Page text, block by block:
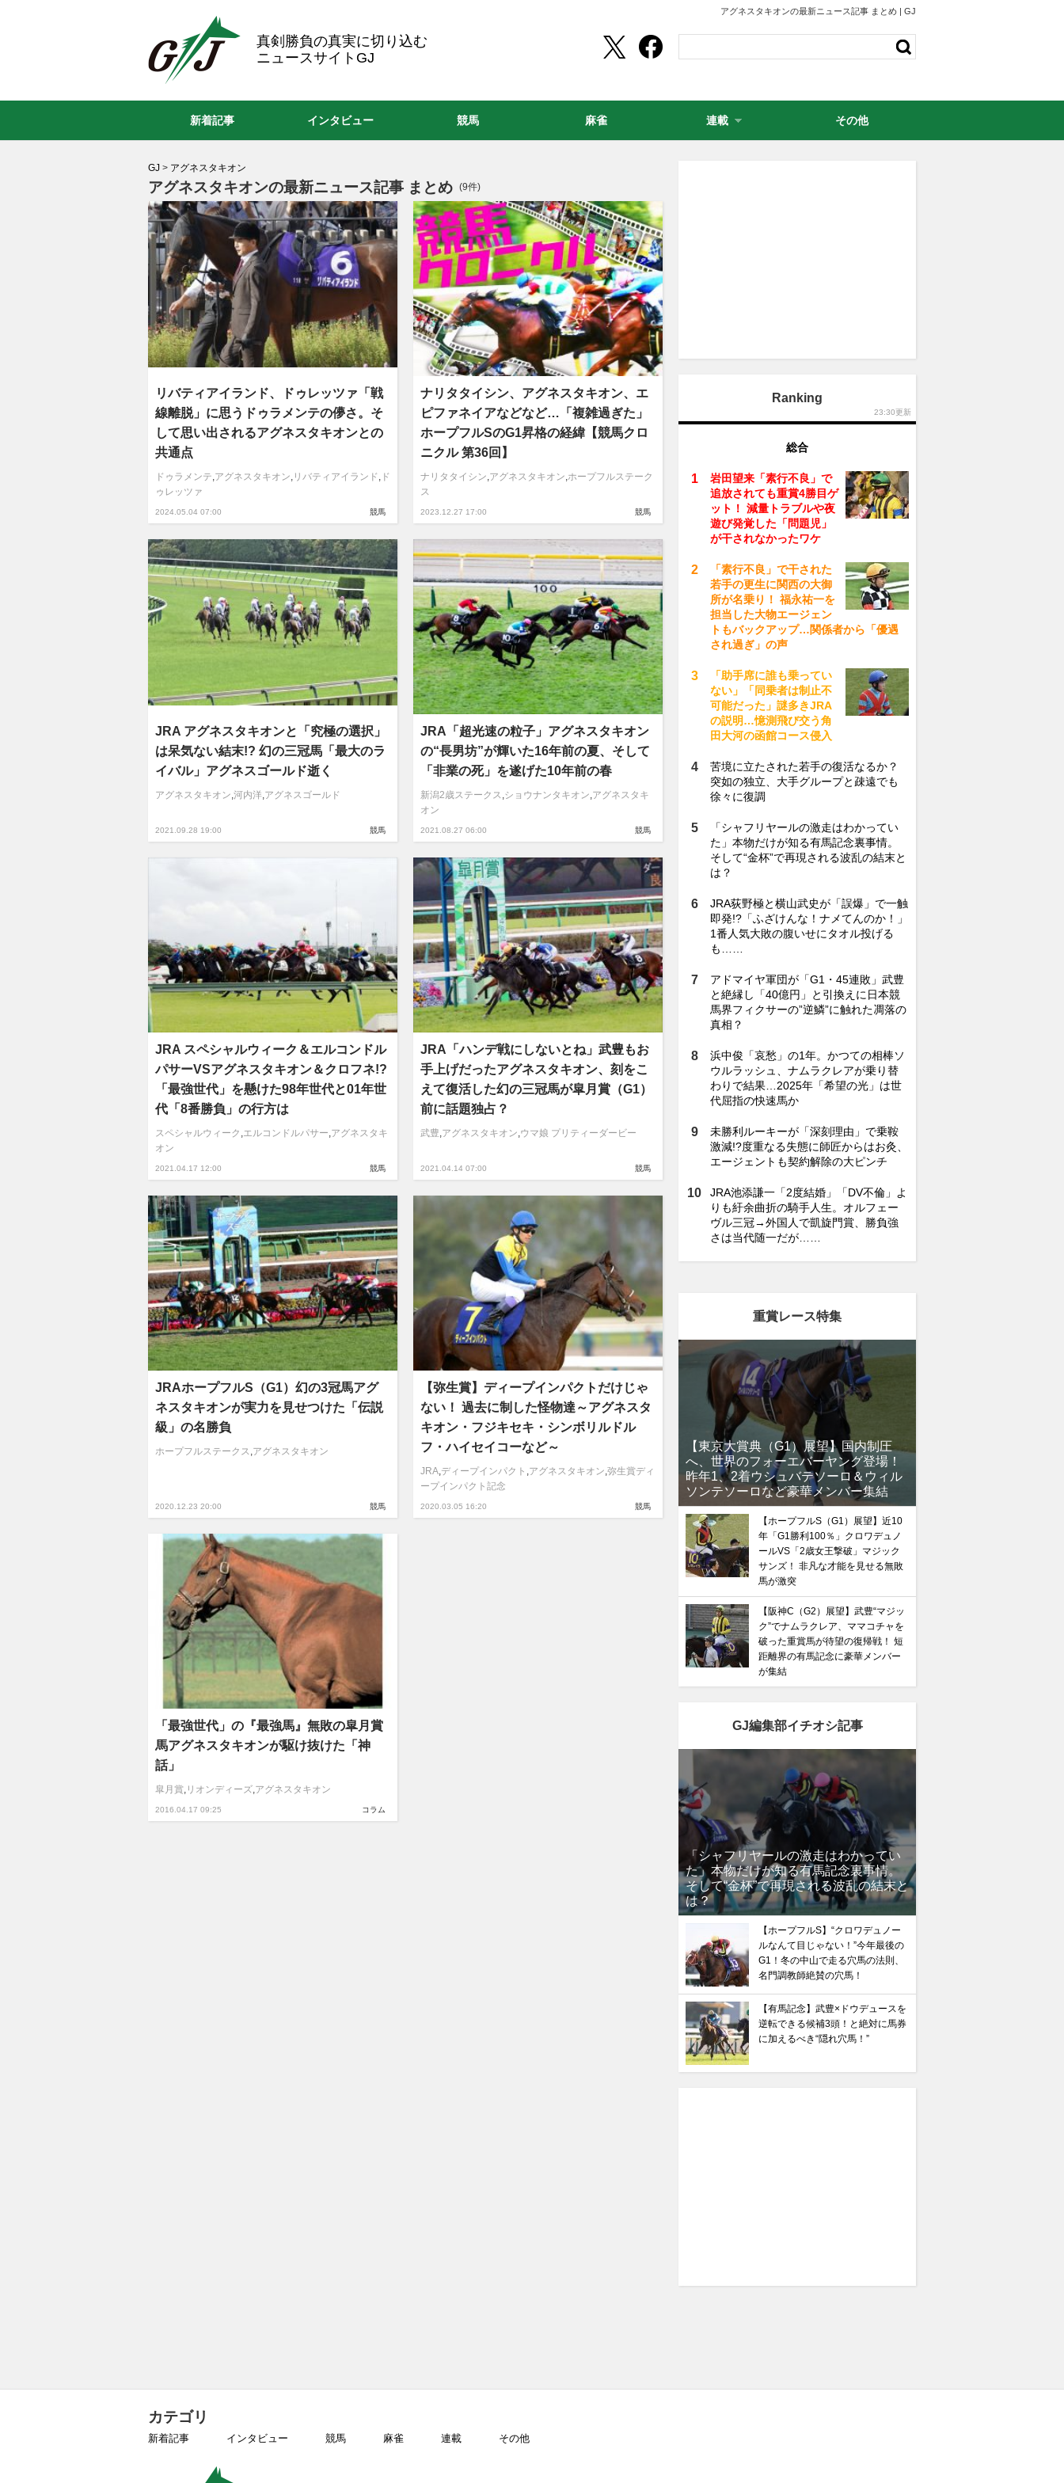
アグネスタキオンの最新ニュース記事 まとめ | GJ
真剣勝負の真実に切り込む
ニュースサイトGJ
GJ > アグネスタキオン
アグネスタキオンの最新ニュース記事 まとめ (9件)
2024.05.04 07:00
リバティアイランド、ドゥレッツァ「戦
線離脱」に思うドゥラメンテの儚さ。そ
して思い出されるアグネスタキオンとの
共通点
ドゥラメンテ,アグネスタキオン, リバティアイランド , ド
ゥレッツァ
競馬 2023.12.27 17:00
ナリタタイシン、アグネスタキオン、エ
ピファネイアなどなど…「複雑過ぎた」
ホープフルSのG1昇格の経緯【競馬クロ
ニクル 第36回】
ナリタタイシン,アグネスタキオン,ホープフルステーク
ス
競馬
2021.09.28 19:00
JRA アグネスタキオンと「究極の選択」
は呆気ない結末!? 幻の三冠馬「最大のラ
イバル」アグネスゴールド逝く
アグネスタキオン,河内洋,アグネスゴールド
競馬 2021.08.27 06:00
JRA「超光速の粒子」アグネスタキオン
の“長男坊”が輝いた16年前の夏、そして
「非業の死」を遂げた10年前の春
新潟2歳ステークス,ショウナンタキオン,アグネスタキ
オン
競馬
2021.04.17 12:00
JRA スペシャルウィーク＆エルコンドル
パサーVSアグネスタキオン＆クロフネ!?
「最強世代」を懸けた98年世代と01年世
代「8番勝負」の行方は
スペシャルウィーク ,エルコンドルパサー,アグネスタキ
オン
競馬 2021.04.14 07:00
JRA「ハンデ戦にしないとね」武豊もお
手上げだったアグネスタキオン、刻をこ
えて復活した幻の三冠馬が皐月賞（G1）
前に話題独占？
武豊,アグネスタキオン,ウマ娘 プリティーダービー
競馬
2020.12.23 20:00
JRAホープフルS（G1）幻の3冠馬アグ
ネスタキオンが実力を見せつけた「伝説
級」の名勝負
ホープフルステークス,アグネスタキオン
競馬 2020.03.05 16:20
【弥生賞】ディープインパクトだけじゃ
ない！ 過去に制した怪物達～アグネスタ
キオン・フジキセキ・シンボリルドル
フ・ハイセイコーなど～
JRA,ディープインパクト ,アグネスタキオン,弥生賞ディ
ープインパクト記念
競馬
2016.04.17 09:25
「最強世代」の『最強馬』無敗の皐月賞
馬アグネスタキオンが駆け抜けた「神
話」
皐月賞, リオンディーズ,アグネスタキオン
コラム
Ranking
23:30更新
総合
岩田望来「素行不良」で
追放されても重賞4勝目ゲ
ット！ 減量トラブルや夜
遊び発覚した「問題児」
が干されなかったワケ
「素行不良」で干された
若手の更生に関西の大御
所が名乗り！ 福永祐一を
担当した大物エージェン
トもバックアップ…関係者から「優遇
され過ぎ」の声
「助手席に誰も乗ってい
ない」「同乗者は制止不
可能だった」謎多きJRA
の説明…憶測飛び交う角
田大河の函館コース侵入
苦境に立たされた若手の復活なるか？
突如の独立、大手グループと疎遠でも
徐々に復調
「シャフリヤールの激走はわかってい
た」本物だけが知る有馬記念裏事情。
そして“金杯”で再現される波乱の結末と
は？
JRA荻野極と横山武史が「誤爆」で一触
即発!?「ふざけんな！ナメてんのか！」
1番人気大敗の腹いせにタオル投げる
も……
アドマイヤ軍団が「G1・45連敗」武豊
と絶縁し「40億円」と引換えに日本競
馬界フィクサーの”逆鱗”に触れた凋落の
真相？
浜中俊「哀愁」の1年。かつての相棒ソ
ウルラッシュ、ナムラクレアが乗り替
わりで結果…2025年「希望の光」は世
代屈指の快速馬か
未勝利ルーキーが「深刻理由」で乗鞍
激減!?度重なる失態に師匠からはお灸、
エージェントも契約解除の大ピンチ
JRA池添謙一「2度結婚」「DV不倫」よ
りも紆余曲折の騎手人生。オルフェー
ヴル三冠→外国人で凱旋門賞、勝負強
さは当代随一だが……
重賞レース特集
【東京大賞典（G1）展望】国内制圧
へ、世界のフォーエバーヤング登場！
昨年1、2着ウシュバテソーロ＆ウィル
ソンテソーロなど豪華メンバー集結
【ホープフルS（G1）展望】近10
年「G1勝利100％」クロワデュノ
ールVS「2歳女王撃破」マジック
サンズ！ 非凡な才能を見せる無敗
馬が激突
【阪神C（G2）展望】武豊“マジッ
ク”でナムラクレア、ママコチャを
破った重賞馬が待望の復帰戦！ 短
距離界の有馬記念に豪華メンバー
が集結
GJ編集部イチオシ記事
「シャフリヤールの激走はわかってい
た」本物だけが知る有馬記念裏事情。
そして“金杯”で再現される波乱の結末と
は？
【ホープフルS】“クロワデュノー
ルなんて目じゃない！”今年最後の
G1！冬の中山で走る穴馬の法則、
名門調教師絶賛の穴馬！
【有馬記念】武豊×ドウデュースを
逆転できる候補3頭！と絶対に馬券
に加えるべき“隠れ穴馬！”
カテゴリ
新着記事 インタビュー 競馬 麻雀 連載 その他
新着記事 インタビュー 競馬 麻雀 連載 その他